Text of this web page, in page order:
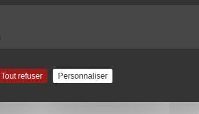
Tout refuser Personnaliser